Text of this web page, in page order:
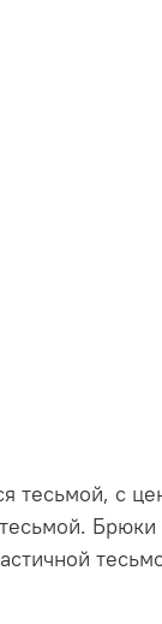
тесьмой, с